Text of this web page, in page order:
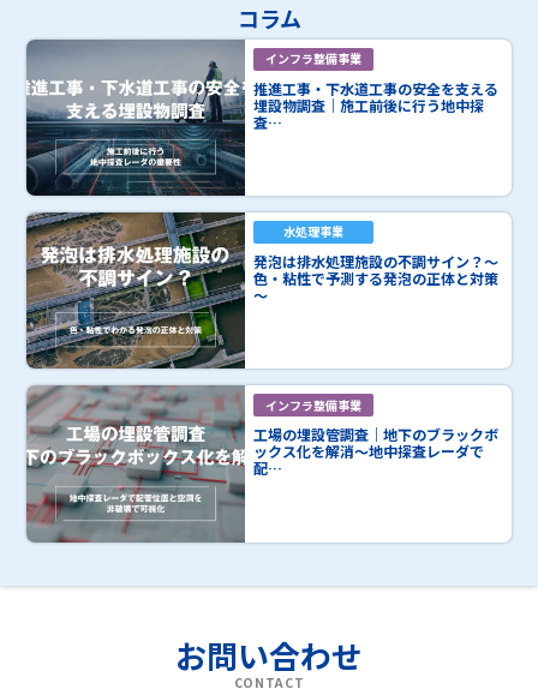
コラム
インフラ整備事業
推進工事・下水道工事の安全を支える
埋設物調査｜施工前後に行う地中探
査…
水処理事業
発泡は排水処理施設の不調サイン？～
色・粘性で予測する発泡の正体と対策
～
インフラ整備事業
工場の埋設管調査｜地下のブラックボ
ックス化を解消～地中探査レーダで
配…
お問い合わせ
CONTACT